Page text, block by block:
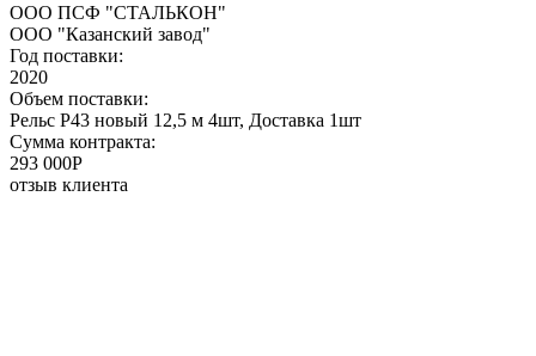
ООО ПСФ "СТАЛЬКОН"
ООО "Казанский завод"
Год поставки:
2020
Объем поставки:
Рельс Р43 новый 12,5 м 4шт, Доставка 1шт
Сумма контракта:
293 000P
отзыв клиента